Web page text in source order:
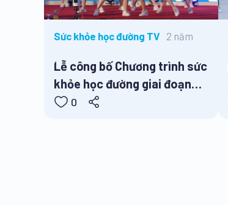
Sức khỏe học đường TV 2 năm
Lễ công bố Chương trình sức
khỏe học đường giai đoạn
2021 – 2025
0